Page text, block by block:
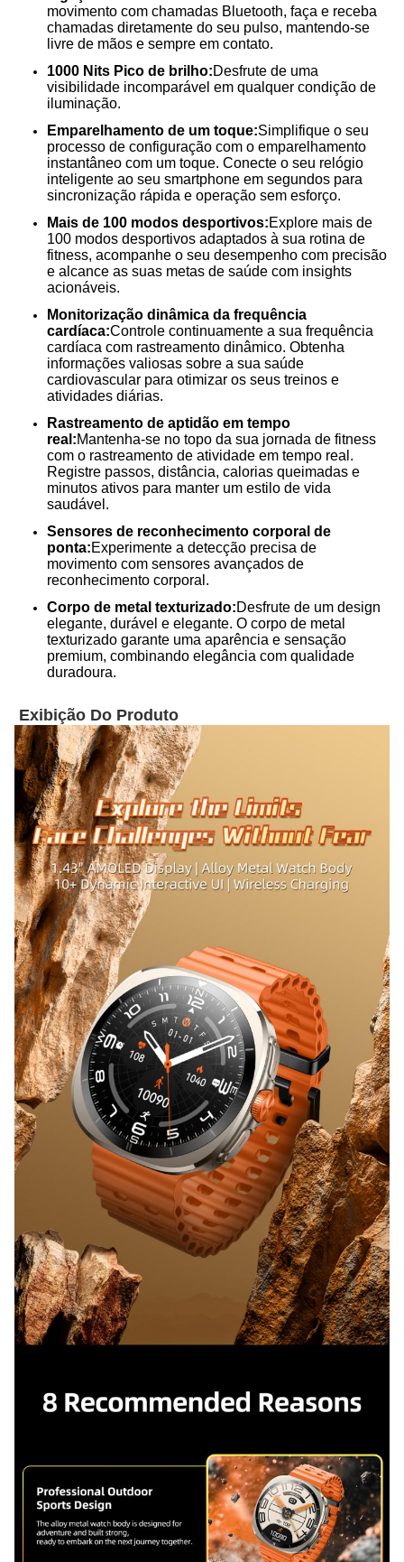
movimento com chamadas Bluetooth, faça e receba
chamadas diretamente do seu pulso, mantendo-se
livre de mãos e sempre em contato.
1000 Nits Pico de brilho:Desfrute de uma
visibilidade incomparável em qualquer condição de
iluminação.
Emparelhamento de um toque:Simplifique o seu
processo de configuração com o emparelhamento
instantâneo com um toque. Conecte o seu relógio
inteligente ao seu smartphone em segundos para
sincronização rápida e operação sem esforço.
Mais de 100 modos desportivos:Explore mais de
100 modos desportivos adaptados à sua rotina de
fitness, acompanhe o seu desempenho com precisão
e alcance as suas metas de saúde com insights
acionáveis.
Monitorização dinâmica da frequência
cardíaca:Controle continuamente a sua frequência
cardíaca com rastreamento dinâmico. Obtenha
informações valiosas sobre a sua saúde
cardiovascular para otimizar os seus treinos e
atividades diárias.
Rastreamento de aptidão em tempo
real:Mantenha-se no topo da sua jornada de fitness
com o rastreamento de atividade em tempo real.
Registre passos, distância, calorias queimadas e
minutos ativos para manter um estilo de vida
saudável.
Sensores de reconhecimento corporal de
ponta:Experimente a detecção precisa de
movimento com sensores avançados de
reconhecimento corporal.
Corpo de metal texturizado:Desfrute de um design
elegante, durável e elegante. O corpo de metal
texturizado garante uma aparência e sensação
premium, combinando elegância com qualidade
duradoura.
Exibição Do Produto